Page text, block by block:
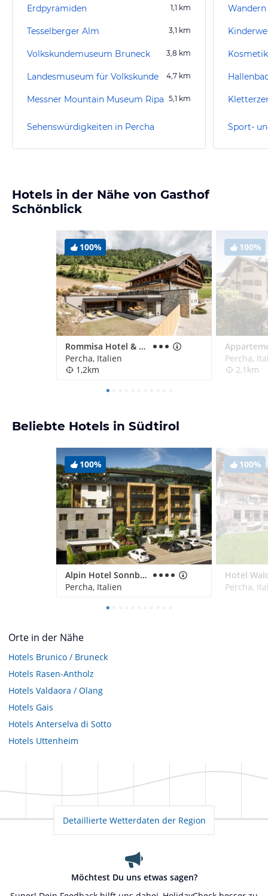
Erdpyramiden 1,1 km
Tesselberger Alm 3,1 km
Volkskundemuseum Bruneck 3,8 km
Landesmuseum für Volkskunde 4,7 km
Messner Mountain Museum Ripa 5,1 km
Sehenswürdigkeiten in Percha Sport-
Hotels in der Nähe von Gasthof
Schönblick
100%
Rommisa Hotel & Restaurant
Percha, Italien
1,2km
100%
Percha,
2,1km
Beliebte Hotels in Südtirol
100%
Alpin Hotel Sonnblick
Percha, Italien
100%
Hotel
Percha,
Orte in der Nähe
Hotels Brunico / Bruneck
Hotels Rasen-Antholz
Hotels Valdaora / Olang
Hotels Gais
Hotels Anterselva di Sotto
Hotels Uttenheim
Detaillierte Wetterdaten der Region
Möchtest Du uns etwas sagen?